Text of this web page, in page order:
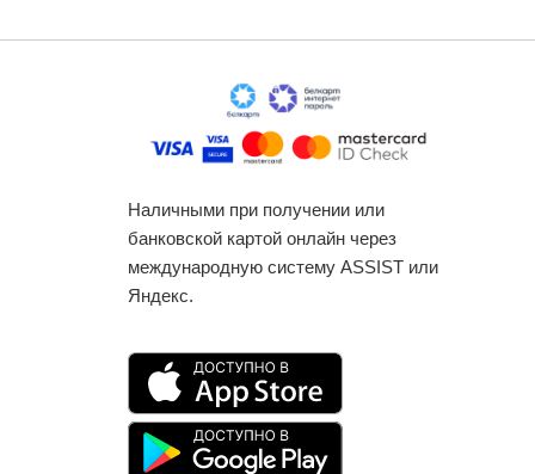
Наличными при получении или
банковской картой онлайн через
международную систему ASSIST или
Яндекс.